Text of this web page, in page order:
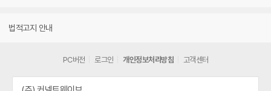
법적고지 안내
PC버전 로그인 개인정보처리방침 고객센터